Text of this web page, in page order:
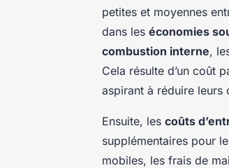
petites et moyennes
dans les économies
combustion interne,
Cela résulte d’un coût
aspirant à réduire leurs
Ensuite, les coûts
supplémentaires pour
mobiles, les frais de